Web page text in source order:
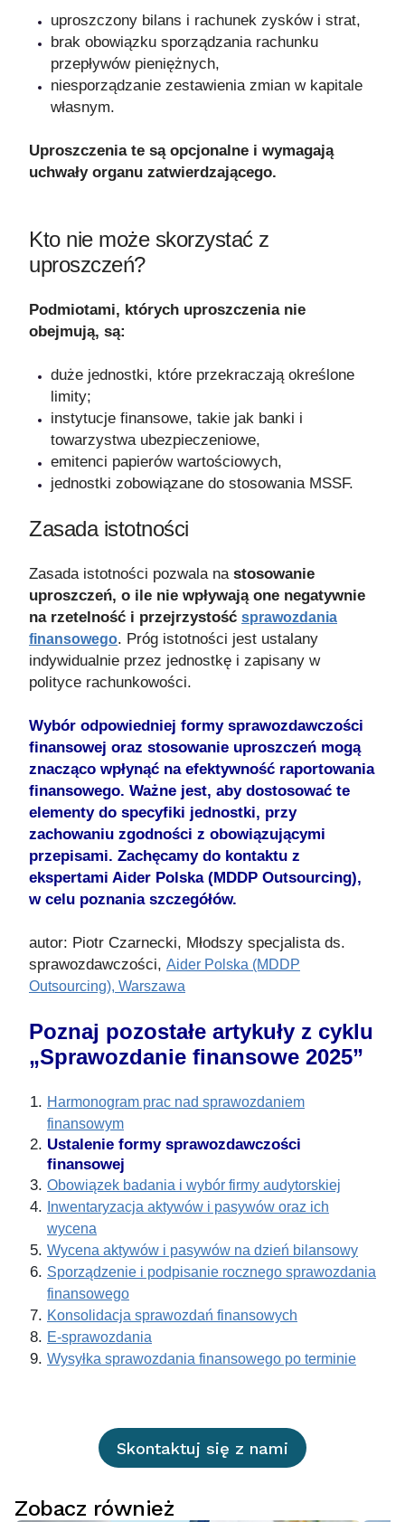
uproszczony bilans i rachunek zysków i strat,
brak obowiązku sporządzania rachunku
przepływów pieniężnych,
niesporządzanie zestawienia zmian w kapitale
własnym.
Uproszczenia te są opcjonalne i wymagają
uchwały organu zatwierdzającego.
Kto nie może skorzystać z
uproszczeń?
Podmiotami, których uproszczenia nie
obejmują, są:
duże jednostki, które przekraczają określone
limity;
instytucje finansowe, takie jak banki i
towarzystwa ubezpieczeniowe,
emitenci papierów wartościowych,
jednostki zobowiązane do stosowania MSSF.
Zasada istotności
Zasada istotności pozwala na stosowanie
uproszczeń, o ile nie wpływają one negatywnie
na rzetelność i przejrzystość sprawozdania
finansowego. Próg istotności jest ustalany
indywidualnie przez jednostkę i zapisany w
polityce rachunkowości.
Wybór odpowiedniej formy sprawozdawczości
finansowej oraz stosowanie uproszczeń mogą
znacząco wpłynąć na efektywność raportowania
finansowego. Ważne jest, aby dostosować te
elementy do specyfiki jednostki, przy
zachowaniu zgodności z obowiązującymi
przepisami. Zachęcamy do kontaktu z
ekspertami Aider Polska (MDDP Outsourcing),
w celu poznania szczegółów.
autor: Piotr Czarnecki, Młodszy specjalista ds.
sprawozdawczości, Aider Polska (MDDP
Outsourcing), Warszawa
Poznaj pozostałe artykuły z cyklu
„Sprawozdanie finansowe 2025”
Harmonogram prac nad sprawozdaniem
finansowym
Ustalenie formy sprawozdawczości
finansowej
Obowiązek badania i wybór firmy audytorskiej
Inwentaryzacja aktywów i pasywów oraz ich
wycena
Wycena aktywów i pasywów na dzień bilansowy
Sporządzenie i podpisanie rocznego sprawozdania
finansowego
Konsolidacja sprawozdań finansowych
E-sprawozdania
Wysyłka sprawozdania finansowego po terminie
Skontaktuj się z nami
Zobacz również